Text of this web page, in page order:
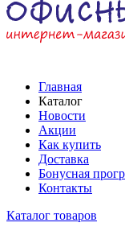
Главная
Каталог
Новости
Акции
Как купить
Доставка
Бонусная
Контакты
Каталог товаров